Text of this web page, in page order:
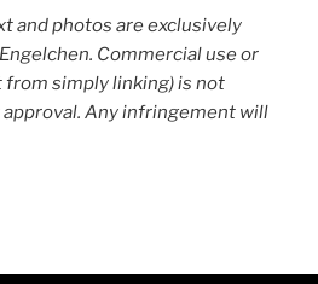
and photos are exclusively
Commercial use or
from simply linking) is not
Any infringement will